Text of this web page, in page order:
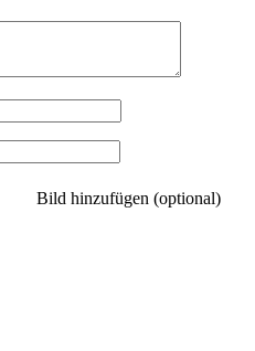
Bild hinzufügen (optional)